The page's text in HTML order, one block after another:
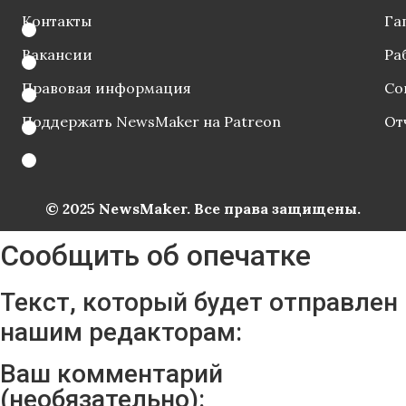
Контакты
Вакансии
Правовая информация
Поддержать NewsMaker на Patreon
© 2025 NewsMaker. Все права защищены.
Сообщить об опечатке
Текст, который будет отправлен
нашим редакторам:
Ваш комментарий
(необязательно):